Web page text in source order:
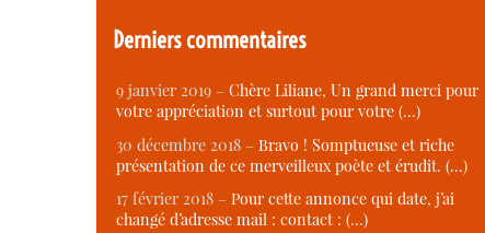
Derniers commentaires
9 janvier 2019 – Chère Liliane, Un grand merci pour
votre appréciation et surtout pour votre (…)
30 décembre 2018 – Bravo ! Somptueuse et riche
présentation de ce merveilleux poète et érudit. (…)
17 février 2018 – Pour cette annonce qui date, j’ai
changé d’adresse mail : contact : (…)